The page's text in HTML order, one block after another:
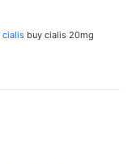
cialis buy cialis 20mg